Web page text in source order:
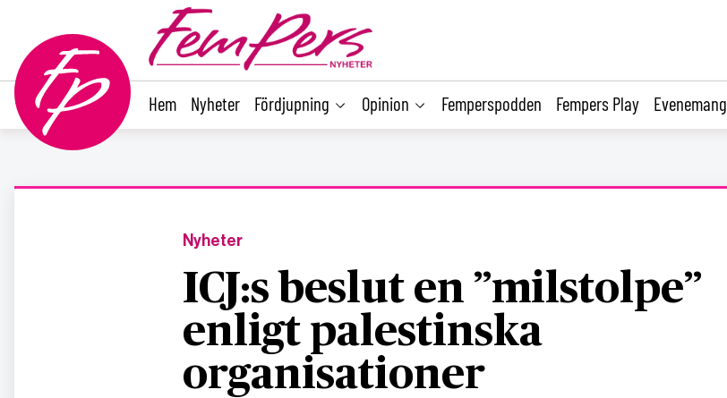
Hem Nyheter Fördjupning Opinion Femperspodden Fempers Play Evenemang
Nyheter
ICJ:s beslut en ”milstolpe”
enligt palestinska
organisationer